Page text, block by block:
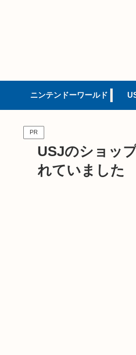
ニンテンドーワールド
PR
USJのショッ
れていました